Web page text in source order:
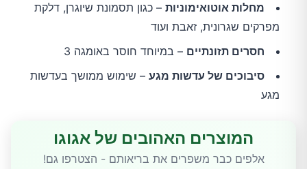
מחלות אוטואימוניות – כגון תסמונת שיוגרן, דלקת
מפרקים שגרונית, זאבת ועוד
חסרים תזונתיים – במיוחד חוסר באומגה 3
סיבוכים של עדשות מגע – שימוש ממושך בעדשות
מגע
המוצרים האהובים של אגוגו
אלפים כבר משפרים את בריאותם - הצטרפו גם!